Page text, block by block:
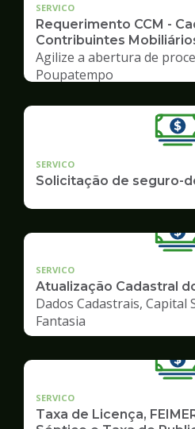
SERVICO
Requerimento CCM -
Contribuintes
Agilize a abertura de
Poupatempo
SERVICO
Solicitação de seguro-
SERVICO
Atualização Cadastral
Dados Cadastrais, Capital
Fantasia
SERVICO
Taxa de Licença,